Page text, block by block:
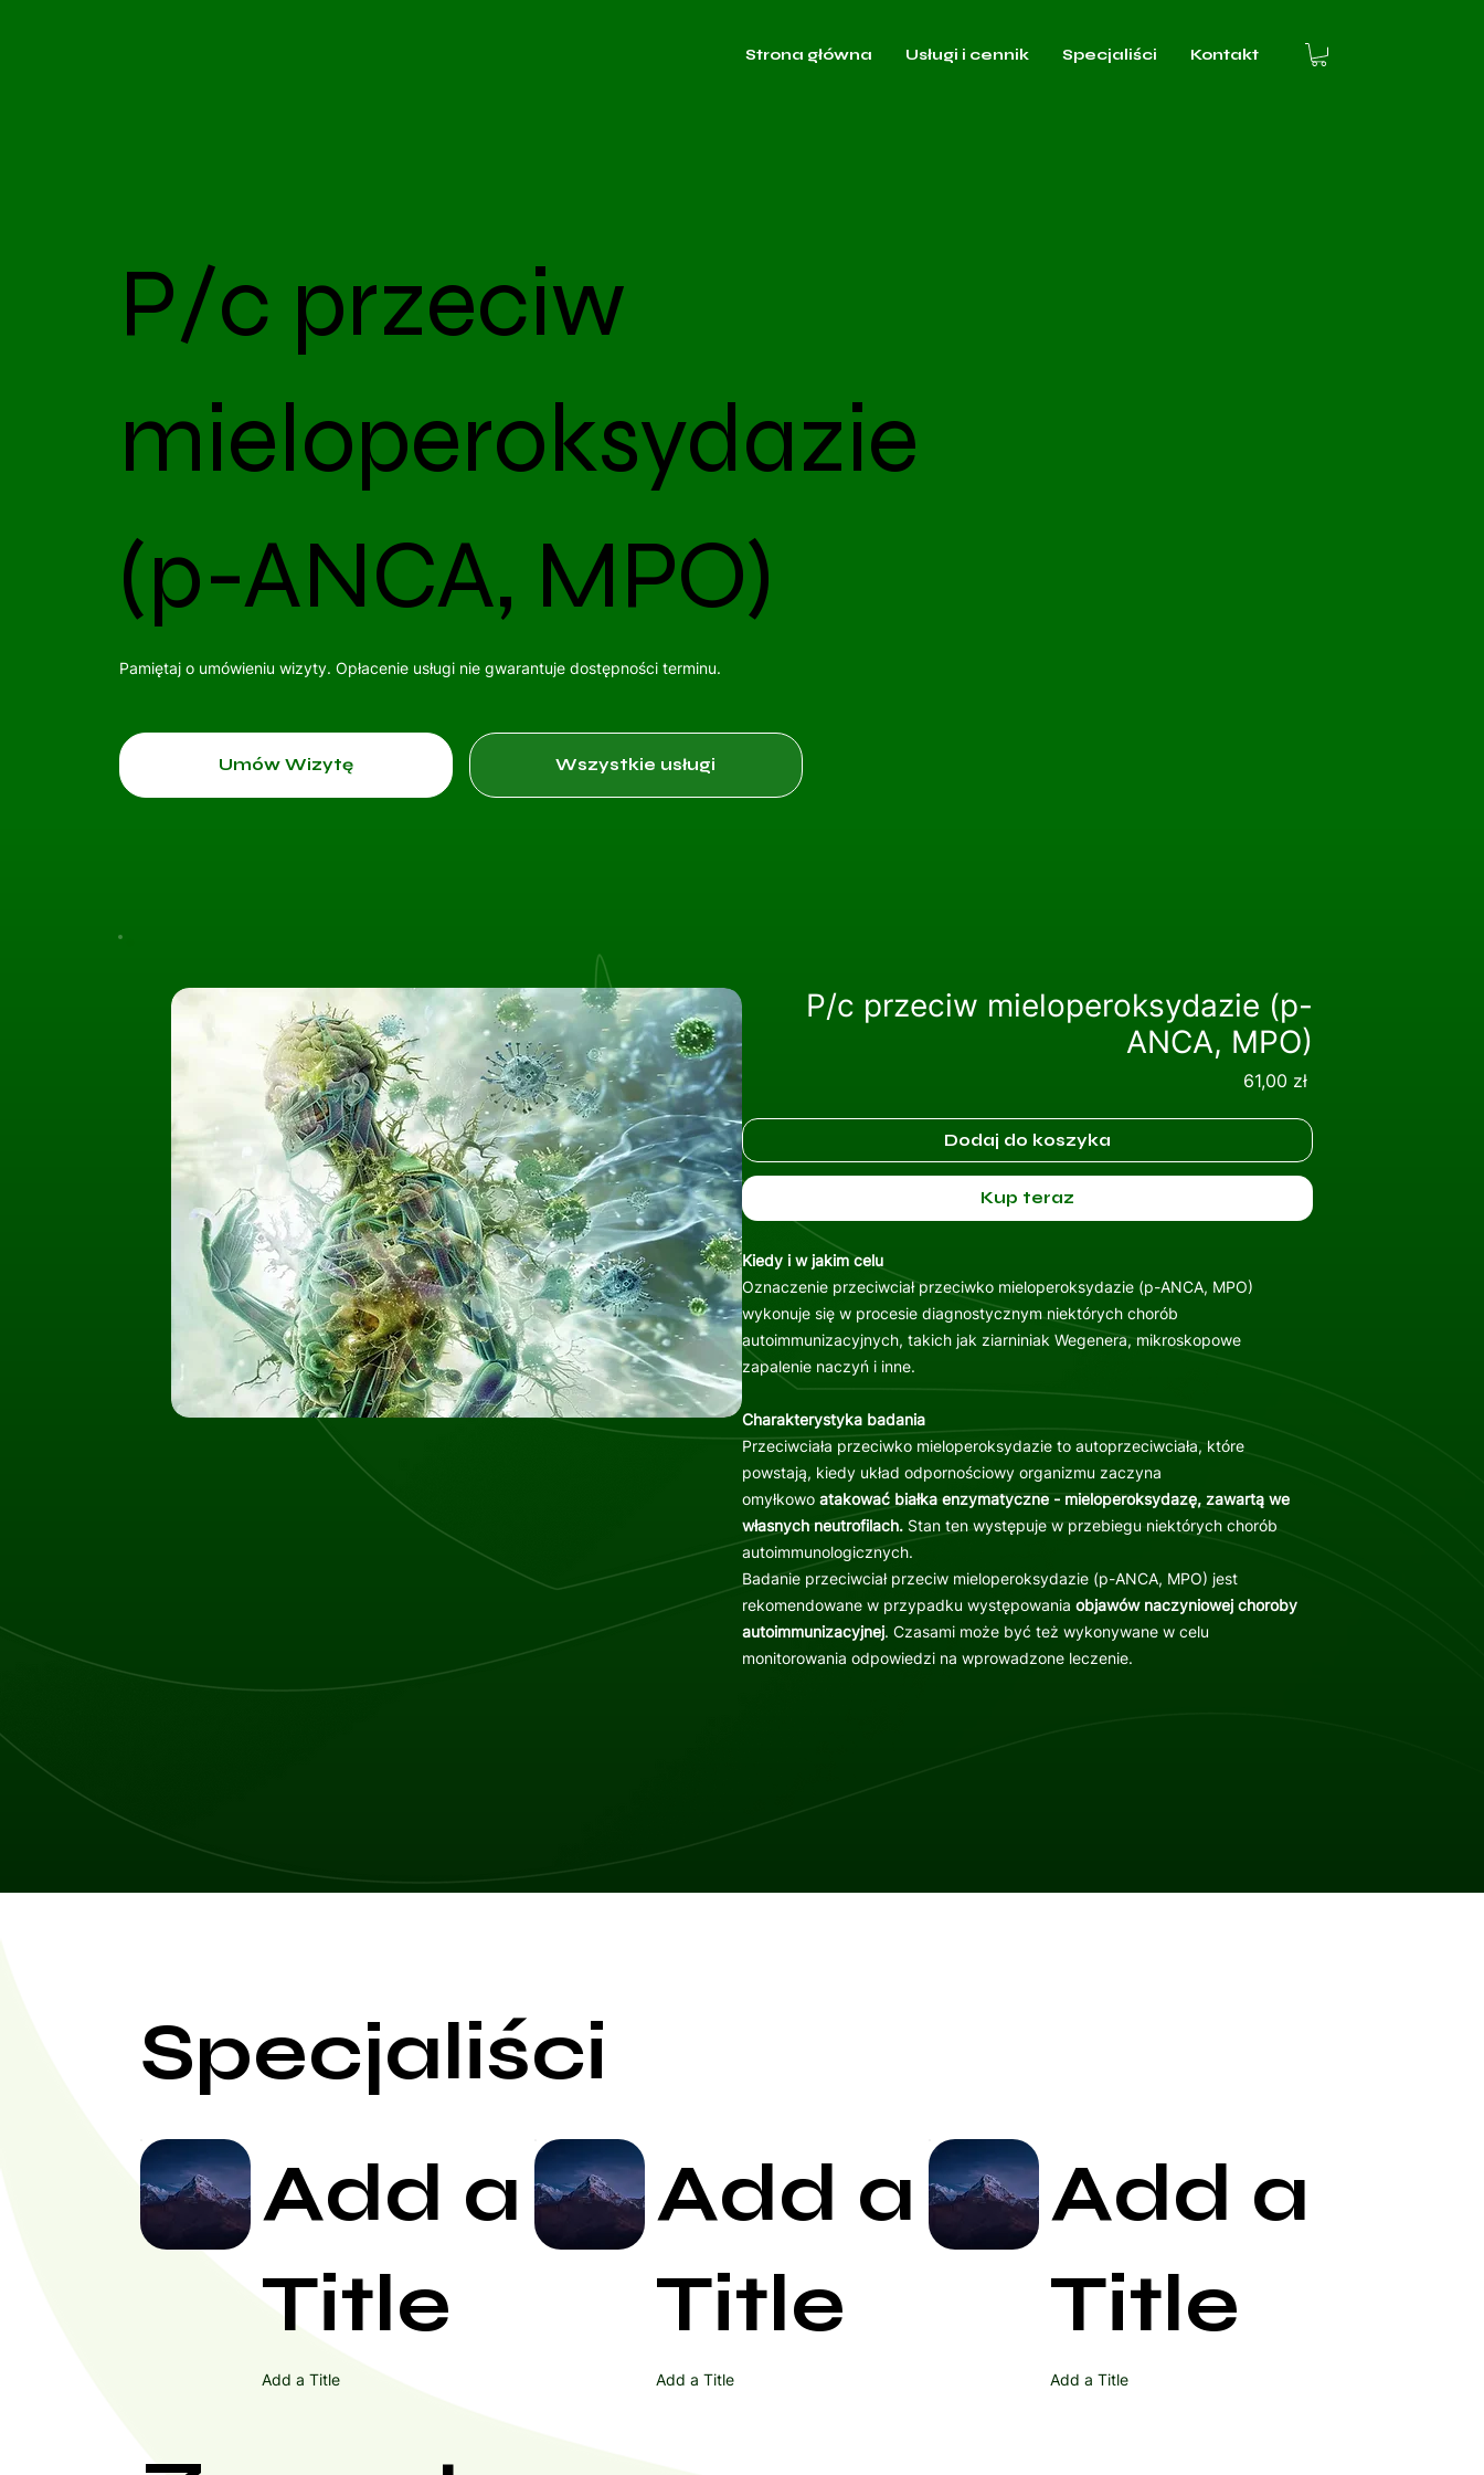
Strona główna Usługi i cennik Specjaliści Kontakt
P/c przeciw
mieloperoksydazie
(p-ANCA, MPO)
Pamiętaj o umówieniu wizyty. Opłacenie usługi nie gwarantuje dostępności terminu.
Umów Wizytę Wszystkie usługi
P/c przeciw mieloperoksydazie (p-
ANCA, MPO)
61,00 złCena
Dodaj do koszyka
Kup teraz
Kiedy i w jakim celu
Oznaczenie przeciwciał przeciwko mieloperoksydazie (p-ANCA, MPO)
wykonuje się w procesie diagnostycznym niektórych chorób
autoimmunizacyjnych, takich jak ziarniniak Wegenera, mikroskopowe
zapalenie naczyń i inne.
Charakterystyka badania
Przeciwciała przeciwko mieloperoksydazie to autoprzeciwciała, które
powstają, kiedy układ odpornościowy organizmu zaczyna
omyłkowo atakować białka enzymatyczne - mieloperoksydazę, zawartą we
własnych neutrofilach.Stan ten występuje w przebiegu niektórych chorób
autoimmunologicznych.
Badanie przeciwciał przeciw mieloperoksydazie (p-ANCA, MPO) jest
rekomendowane w przypadku występowania objawów naczyniowej choroby
autoimmunizacyjnej. Czasami może być też wykonywane w celu
monitorowania odpowiedzi na wprowadzone leczenie.
Specjaliści
Add a
Title
Add a Title
Add a
Title
Add a Title
Add a
Title
Add a Title